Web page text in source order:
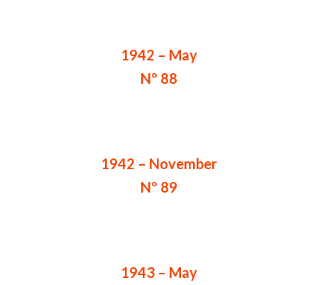
1942 – May
Nº 88
1942 – November
Nº 89
1943 – May